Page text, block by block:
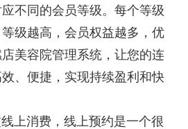
不同的会员等级。每个等级
级越高，会员权益越多，优
美容院管理系统，让您的连
、便捷，实现持续盈利和快
上消费，线上预约是一个很